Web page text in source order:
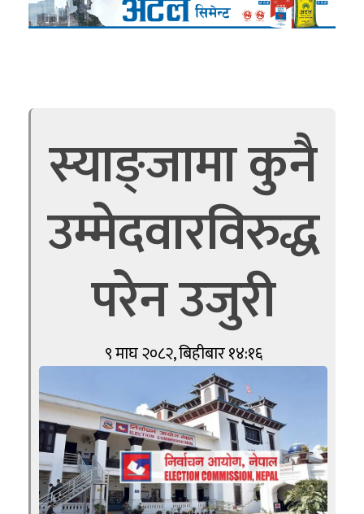
स्याङ्जामा कुनै
उम्मेदवारविरुद्ध
परेन उजुरी
९ माघ २०८२, बिहीबार १४:१६